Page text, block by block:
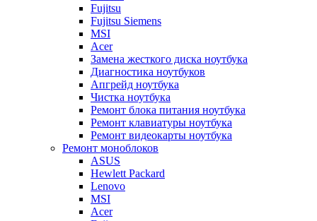
Fujitsu
Fujitsu Siemens
MSI
Acer
Замена жесткого диска ноутбука
Диагностика ноутбуков
Апгрейд ноутбука
Чистка ноутбука
Ремонт блока питания ноутбука
Ремонт клавиатуры ноутбука
Ремонт видеокарты ноутбука
Ремонт моноблоков
ASUS
Hewlett Packard
Lenovo
MSI
Acer